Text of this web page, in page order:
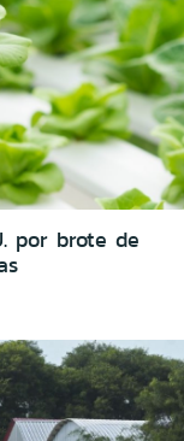
por brote de